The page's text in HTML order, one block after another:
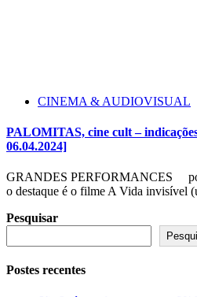
CINEMA & AUDIOVISUAL
PALOMITAS, cine cult – indicações
06.04.2024]
GRANDES PERFORMANCES
o destaque é o filme A Vida invisível
Pesquisar
Postes recentes